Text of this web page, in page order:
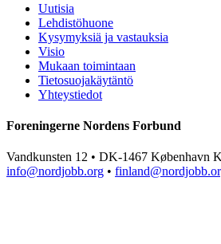
Uutisia
Lehdistöhuone
Kysymyksiä ja vastauksia
Visio
Mukaan toimintaan
Tietosuojakäytäntö
Yhteystiedot
Foreningerne Nordens Forbund
Vandkunsten 12 • DK-1467 København K
info@nordjobb.org •